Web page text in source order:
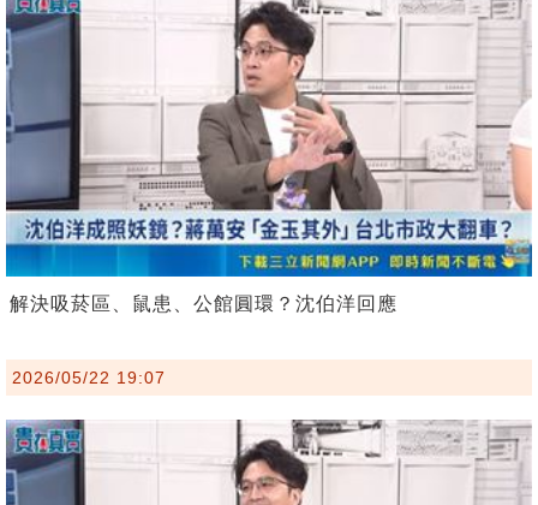
解決吸菸區、鼠患、公館圓環？沈伯洋回應
2026/05/22 19:07